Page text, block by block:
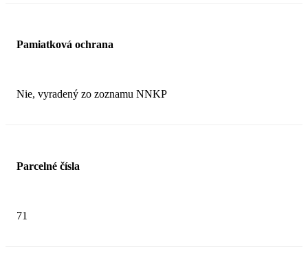
Pamiatková ochrana
Nie, vyradený zo zoznamu NNKP
Parcelné čísla
71